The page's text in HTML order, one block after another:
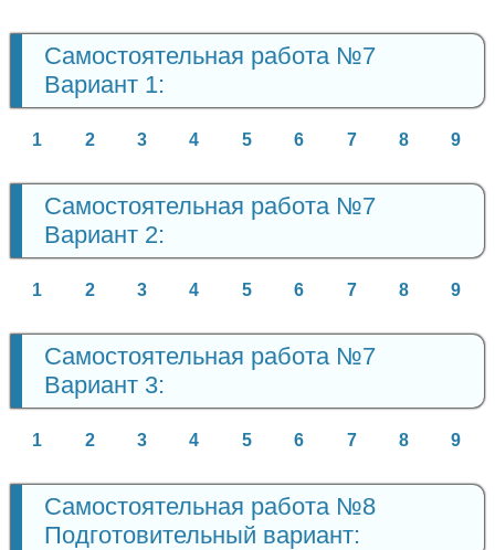
Самостоятельная работа №7
Вариант 1:
1 2 3 4 5 6 7 8 9
Самостоятельная работа №7
Вариант 2:
1 2 3 4 5 6 7 8 9
Самостоятельная работа №7
Вариант 3:
1 2 3 4 5 6 7 8 9
Самостоятельная работа №8
Подготовительный вариант: